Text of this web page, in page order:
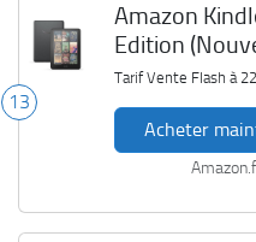
13
Amazon
Edition
Tarif Vente Flash à
Acheter